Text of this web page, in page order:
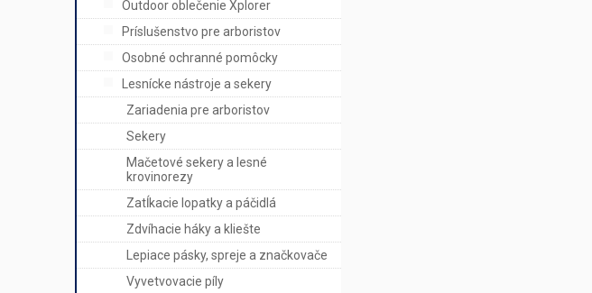
Outdoor oblečenie Xplorer
Príslušenstvo pre arboristov
Osobné ochranné pomôcky
Lesnícke nástroje a sekery
Zariadenia pre arboristov
Sekery
Mačetové sekery a lesné
krovinorezy
Zatĺkacie lopatky a páčidlá
Zdvíhacie háky a kliešte
Lepiace pásky, spreje a značkovače
Vyvetvovacie píly